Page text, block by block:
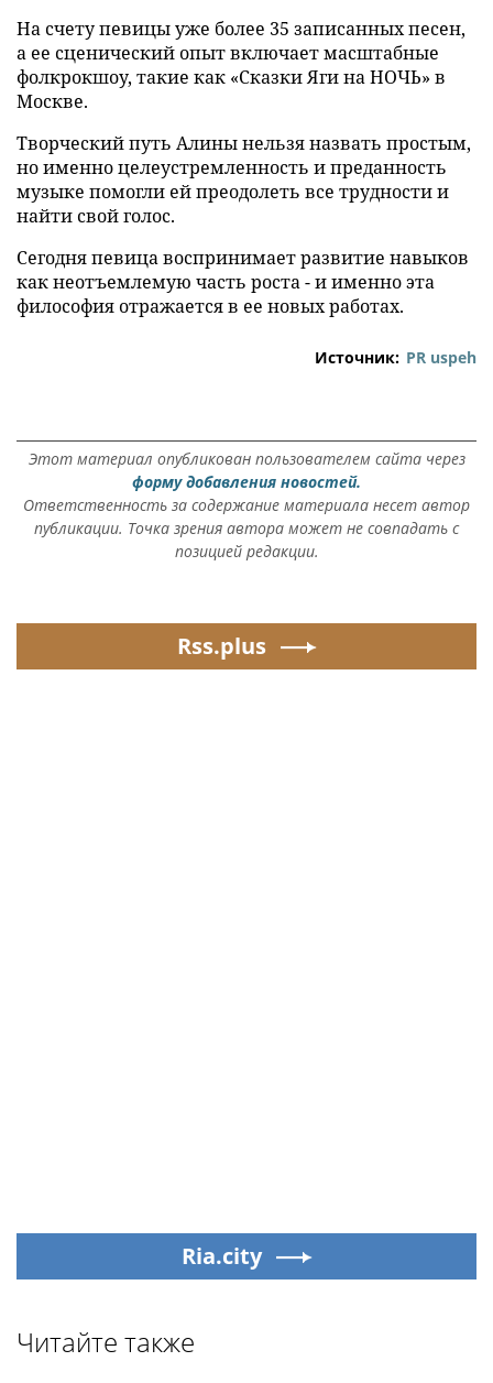
На счету певицы уже более 35 записанных песен,
а ее сценический опыт включает масштабные
фолкрокшоу, такие как «Сказки Яги на НОЧЬ» в
Москве.
Творческий путь Алины нельзя назвать простым,
но именно целеустремленность и преданность
музыке помогли ей преодолеть все трудности и
найти свой голос.
Сегодня певица воспринимает развитие навыков
как неотъемлемую часть роста - и именно эта
философия отражается в ее новых работах.
Источник: PR uspeh
Этот материал опубликован пользователем сайта через
форму добавления новостей.
Ответственность за содержание материала несет автор
публикации. Точка зрения автора может не совпадать с
позицией редакции.
Rss.plus
Ria.city
Читайте также